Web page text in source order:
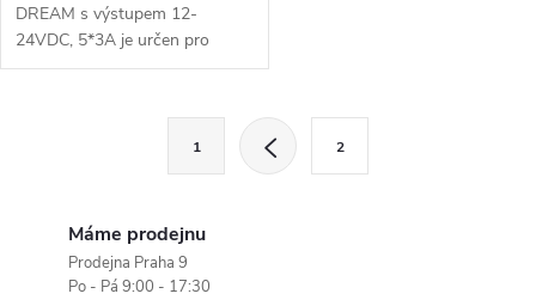
DREAM s výstupem 12-
24VDC, 5*3A je určen pro
všechny druhy pásků (RGB,
barevné teploty, RGBW,
RGB+CCT). Přijímač lze...1 2
Máme prodejnu
Prodejna Praha 9
Po - Pá 9:00 - 17:30